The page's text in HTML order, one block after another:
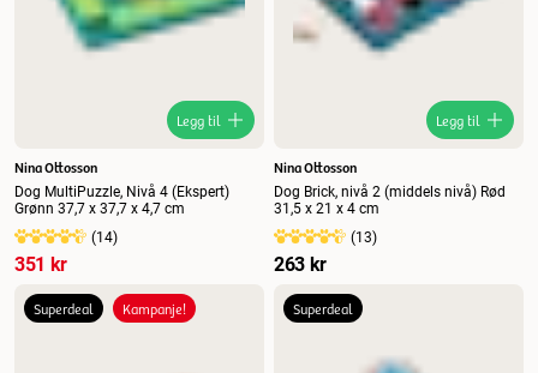
Legg til
Nina Ottosson
Dog MultiPuzzle, Nivå 4 (Ekspert)
Grønn 37,7 x 37,7 x 4,7 cm
(14)
351 kr
Legg til
Nina Ottosson
Dog Brick, nivå 2 (middels nivå) Rød
31,5 x 21 x 4 cm
(13)
263 kr
Superdeal Kampanje! Superdeal